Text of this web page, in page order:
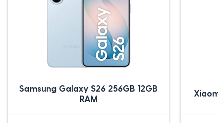
Samsung Galaxy S26 256GB 12GB
RAM